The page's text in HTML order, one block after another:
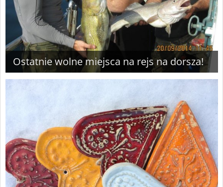
Ostatnie wolne miejsca na rejs na dorsza!